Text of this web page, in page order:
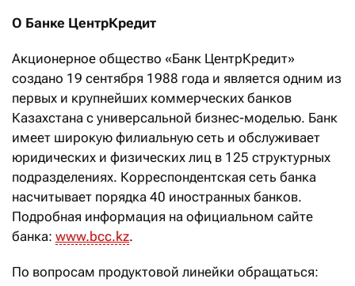
О Банке ЦентрКредит
Акционерное общество «Банк ЦентрКредит»
создано 19 сентября 1988 года и является одним из
первых и крупнейших коммерческих банков
Казахстана с универсальной бизнес-моделью. Банк
имеет широкую филиальную сеть и обслуживает
юридических и физических лиц в 125 структурных
подразделениях. Корреспондентская сеть банка
насчитывает порядка 40 иностранных банков.
Подробная информация на официальном сайте
банка: www.bcc.kz.
По вопросам продуктовой линейки обращаться: